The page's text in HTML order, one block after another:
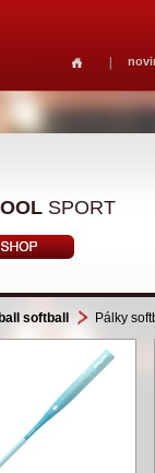
SPORT
softball Pálky